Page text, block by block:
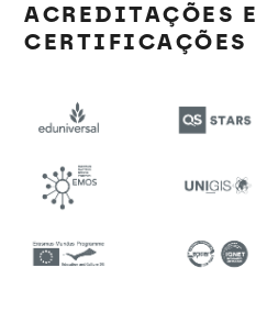
ACREDITAÇÕES E
CERTIFICAÇÕES